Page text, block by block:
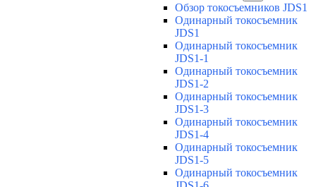
Обзор токосъемников JDS1
Одинарный токосъемник
JDS1
Одинарный токосъемник
JDS1-1
Одинарный токосъемник
JDS1-2
Одинарный токосъемник
JDS1-3
Одинарный токосъемник
JDS1-4
Одинарный токосъемник
JDS1-5
Одинарный токосъемник